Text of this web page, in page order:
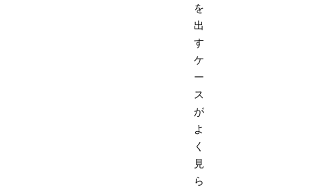
を
出
す
ケ
ー
ス
が
よ
く
見
ら